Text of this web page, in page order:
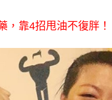
，靠4招甩油不復胖！